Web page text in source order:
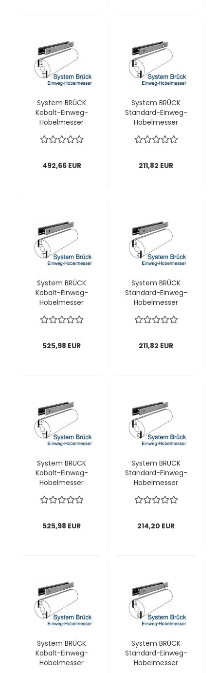
System BRÜCK
Kobalt-Einweg-
Hobelmesser
VPE = 20 Stück
492,66 EUR
System BRÜCK
Standard-Einweg-
Hobelmesser
VPE = 20 Stück
211,82 EUR
System BRÜCK
Kobalt-Einweg-
Hobelmesser
VPE = 20 Stück
525,98 EUR
System BRÜCK
Standard-Einweg-
Hobelmesser
VPE = 20 Stück
211,82 EUR
System BRÜCK
Kobalt-Einweg-
Hobelmesser
VPE = 20 Stück
525,98 EUR
System BRÜCK
Standard-Einweg-
Hobelmesser
VPE = 20 Stück
214,20 EUR
System BRÜCK
Kobalt-Einweg-
Hobelmesser
System BRÜCK
Standard-Einweg-
Hobelmesser